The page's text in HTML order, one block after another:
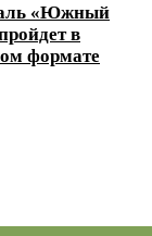
«Южный
в
формате